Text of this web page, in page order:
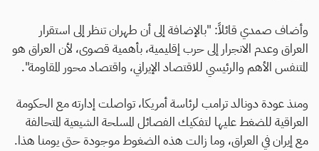
وأضاف صمدي قائلاً: "بالإضافة إلى أن طهران تنظر إلى استقرار
العراق وعدم الانجرار إلى حرب إقليمية، بأهمية قصوى، لأن العراق هو
المتنفس الأهم والرئيسي للاقتصاد الإيراني، واقتصاد محور المقاومة".
ومنذ عودة دونالد ترامب لرئاسة أمريكا، تواصلت إدارته مع الحكومة
العراقية للضغط عليها لتفكيك الفصائل المسلحة الشيعية المتحالفة
مع إيران في العراق، وما زالت هذه الضغوط موجودة حتى يومنا هذا.